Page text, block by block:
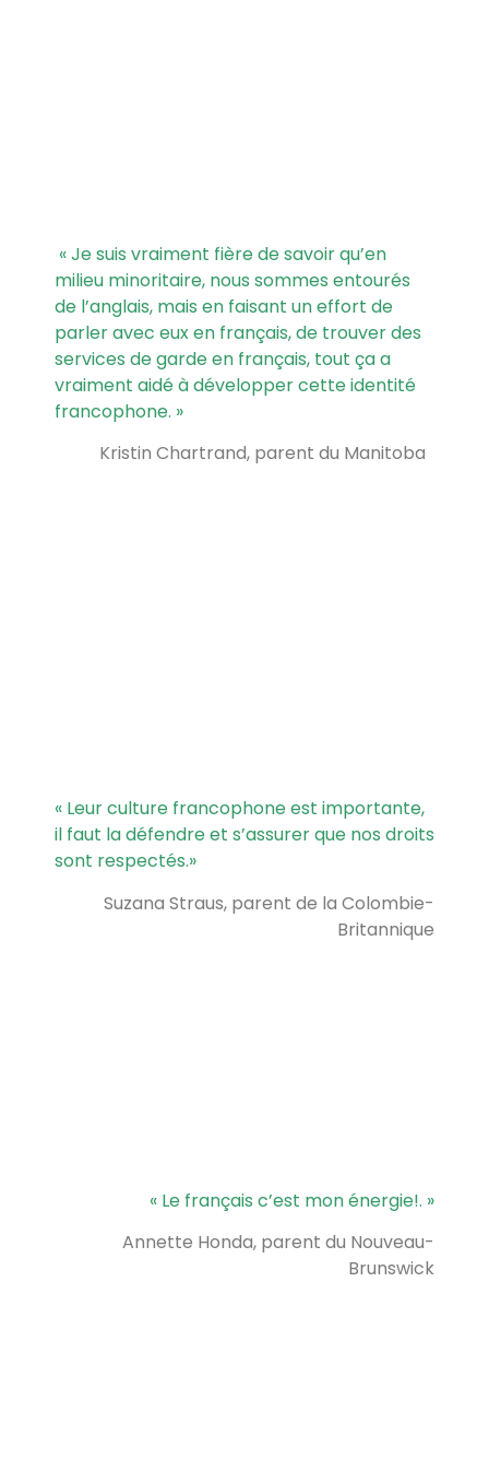
« Je suis vraiment fière de savoir qu’en
milieu minoritaire, nous sommes entourés
de l’anglais, mais en faisant un effort de
parler avec eux en français, de trouver des
services de garde en français, tout ça a
vraiment aidé à développer cette identité
francophone. »
Kristin Chartrand, parent du Manitoba
« Leur culture francophone est importante,
il faut la défendre et s’assurer que nos droits
sont respectés.»
Suzana Straus, parent de la Colombie-
Britannique
« Le français c’est mon énergie!. »
Annette Honda, parent du Nouveau-
Brunswick